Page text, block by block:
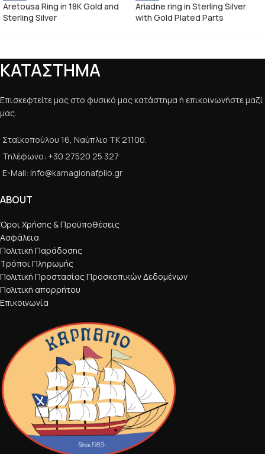
Aretousa Ring in 18K Gold and
Sterling Silver
Ariadne ring in Sterling Silver
with Gold Plated Parts
ΚΑΤΑΣΤΗΜΑ
Επισκεφτείτε μας στο φυσικό μας κατάστημα ή επικοινωνήστε μαζί
μας.
Σταϊκοπούλου 16, Ναύπλιο ΤΚ 21100.
Τηλέφωνο: +30 27520 25 327
E-Mail: info@karnagionafplio.gr
ABOUT
Όροι Χρήσης & Προϋποθέσεις
Ασφάλεια
Πολιτική Παράδοσης
Τρόποι Πληρωμής
Πολιτική Προστασίας Προσκοπικών Δεδομένων
Πολιτική απορρήτου
Επικοινωνία